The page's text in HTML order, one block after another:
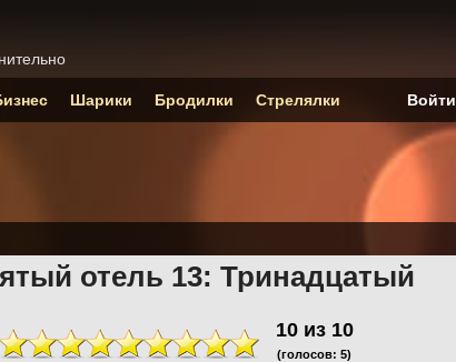
отель 13: Тринадцатый
10из 10
(голосов: 5)
Шарики Бродилки Стрелялки Войти